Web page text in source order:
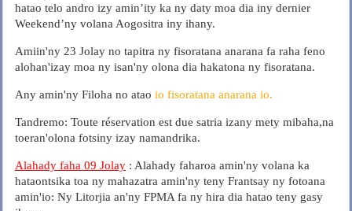
hatao telo andro izy amin’ity ka ny daty moa dia iny dernier
Weekend’ny volana Aogositra iny ihany.
Amiin'ny 23 Jolay no tapitra ny fisoratana anarana fa raha feno
alohan'izay moa ny isan'ny olona dia hakatona ny fisoratana.
Any amin'ny Filoha no atao io fisoratana anarana io.
Tandremo: Toute réservation est due satria izany mety mibaha,na
toeran'olona fotsiny izay namandrika.
Alahady faha 09 Jolay : Alahady faharoa amin'ny volana ka
hataontsika toa ny mahazatra amin'ny teny Frantsay ny fotoana
amin'io: Ny Litorjia an'ny FPMA fa ny hira dia hatao teny gasy